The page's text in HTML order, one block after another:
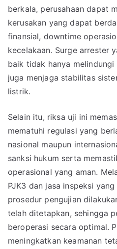
berkala, perusahaan dapat
kerusakan yang dapat
finansial, downtime
kecelakaan. Surge arrester
baik tidak hanya
juga menjaga stabilitas
listrik.
Selain itu, riksa uji ini
mematuhi regulasi yang
nasional maupun
sanksi hukum serta
operasional yang aman.
PJK3 dan jasa inspeksi
prosedur pengujian
telah ditetapkan, sehingga
beroperasi secara optimal.
meningkatkan keamanan